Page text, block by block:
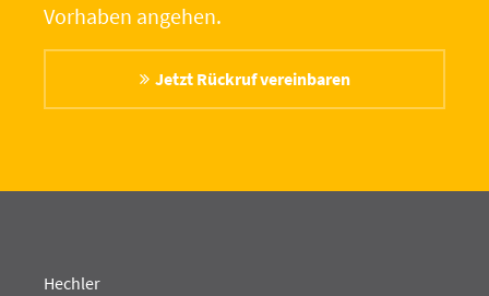
Vorhaben angehen.
Jetzt Rückruf vereinbaren
Hechler